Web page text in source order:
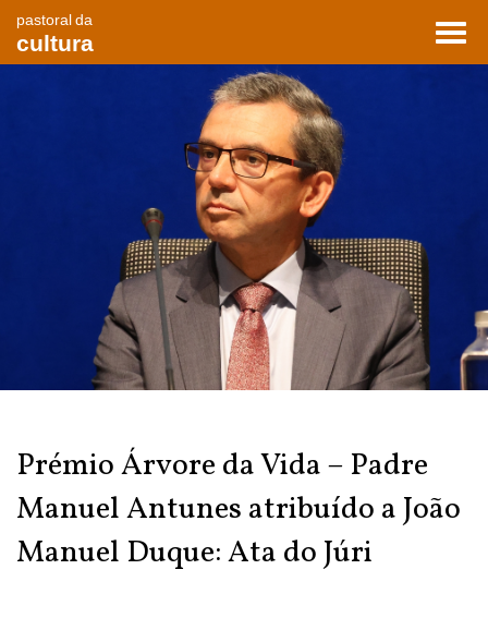
pastoral da
cultura
Prémio Árvore da Vida – Padre
Manuel Antunes atribuído a João
Manuel Duque: Ata do Júri